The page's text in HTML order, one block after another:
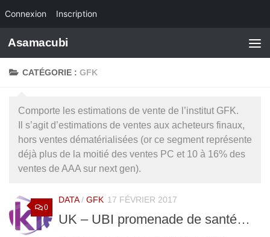
Connexion Inscription
Skip to content
Asamacubi
CATÉGORIE : GFK
Comporte les estimations de vente de l’institut GFK.
Il s’agit d’estimations de ventes aux acheteurs finaux,
hors ventes dématérialisées (or ce segment représente
déjà plus de la moitié des ventes PC et 10 à 16% des
ventes de AAA sur next gen).
0
DATA/ GFK 17 FÉVRIER 2017
UK – UBI promenade de santé…